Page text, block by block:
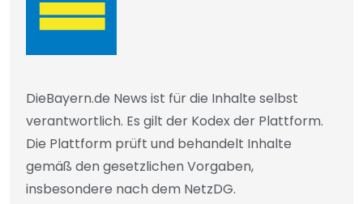
DieBayern.de News ist für die Inhalte selbst
verantwortlich. Es gilt der Kodex der Plattform.
Die Plattform prüft und behandelt Inhalte
gemäß den gesetzlichen Vorgaben,
insbesondere nach dem NetzDG.